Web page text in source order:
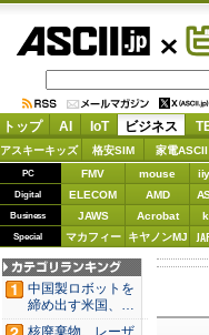
ビ
トップ AI IoT ビジネス
アスキーキッズ 格安SIM 家電ASCII
PC FMV mouse
Digital ELECOM AMD
Business JAWS Acrobat
Special マカフィー キヤノンMJ
中国製ロボットを
締め出す米国、そ
の研究は...
核廃棄物、レーザ